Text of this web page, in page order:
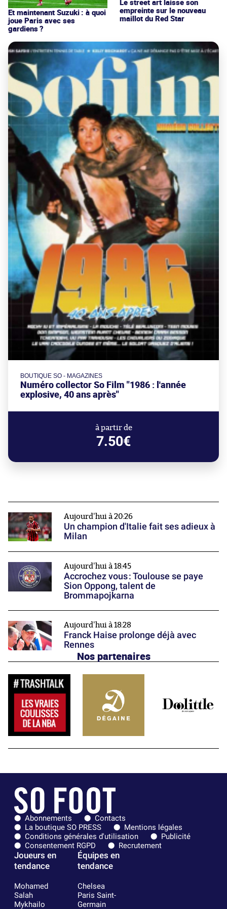
Et maintenant Suzuki : à quoi
joue Paris avec ses
gardiens ?
Le street art laisse son
empreinte sur le nouveau
maillot du Red Star
BOUTIQUE SO - MAGAZINES
Numéro collector So Film "1986 : l'année
explosive, 40 ans après"
à partir de
7.50€
Aujourd'hui à 20:26
Un champion d'Italie fait ses adieux à
Milan
Aujourd'hui à 18:45
Accrochez vous : Toulouse se paye
Sion Oppong, talent de
Brommapojkarna
Aujourd'hui à 18:28
Franck Haise prolonge déjà avec
Rennes
Nos partenaires
Abonnements
Contacts
La boutique SO PRESS
Mentions légales
Conditions générales d'utilisation
Publicité
Consentement RGPD
Recrutement
Joueurs en
tendance
Mohamed
Salah
Mykhailo
Équipes en
tendance
Chelsea
Paris Saint-
Germain